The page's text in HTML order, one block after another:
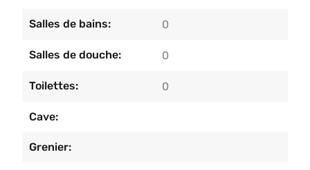
Salles de bains: 0
Salles de douche: 0
Toilettes: 0
Cave:
Grenier: